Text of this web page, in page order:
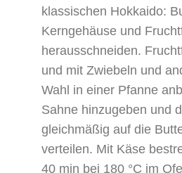
klassischen Hokkaido:
Kerngehäuse und
herausschneiden.
und mit Zwiebeln und
Wahl in einer Pfanne
Sahne hinzugeben und
gleichmäßig auf die
verteilen. Mit Käse
40 min bei 180 °C im